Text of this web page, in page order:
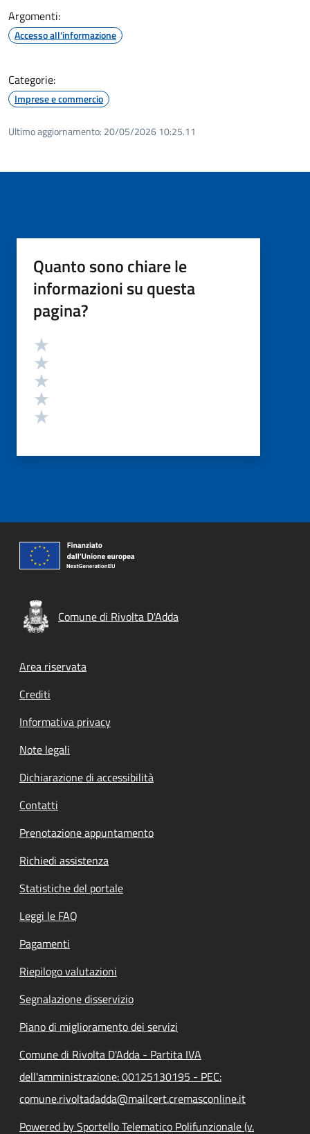
Argomenti:
Accesso all'informazione
Categorie:
Imprese e commercio
Ultimo aggiornamento: 20/05/2026 10:25.11
Quanto sono chiare le
informazioni su questa
pagina?
Valutazione
Comune di Rivolta D'Adda
Footer menu
Area riservata
Crediti
Informativa privacy
Note legali
Dichiarazione di accessibilità
Contatti
Prenotazione appuntamento
Richiedi assistenza
Statistiche del portale
Leggi le FAQ
Pagamenti
Riepilogo valutazioni
Segnalazione disservizio
Piano di miglioramento dei servizi
Comune di Rivolta D'Adda - Partita IVA
dell'amministrazione: 00125130195 - PEC:
comune.rivoltadadda@mailcert.cremasconline.it
Powered by Sportello Telematico Polifunzionale (v.